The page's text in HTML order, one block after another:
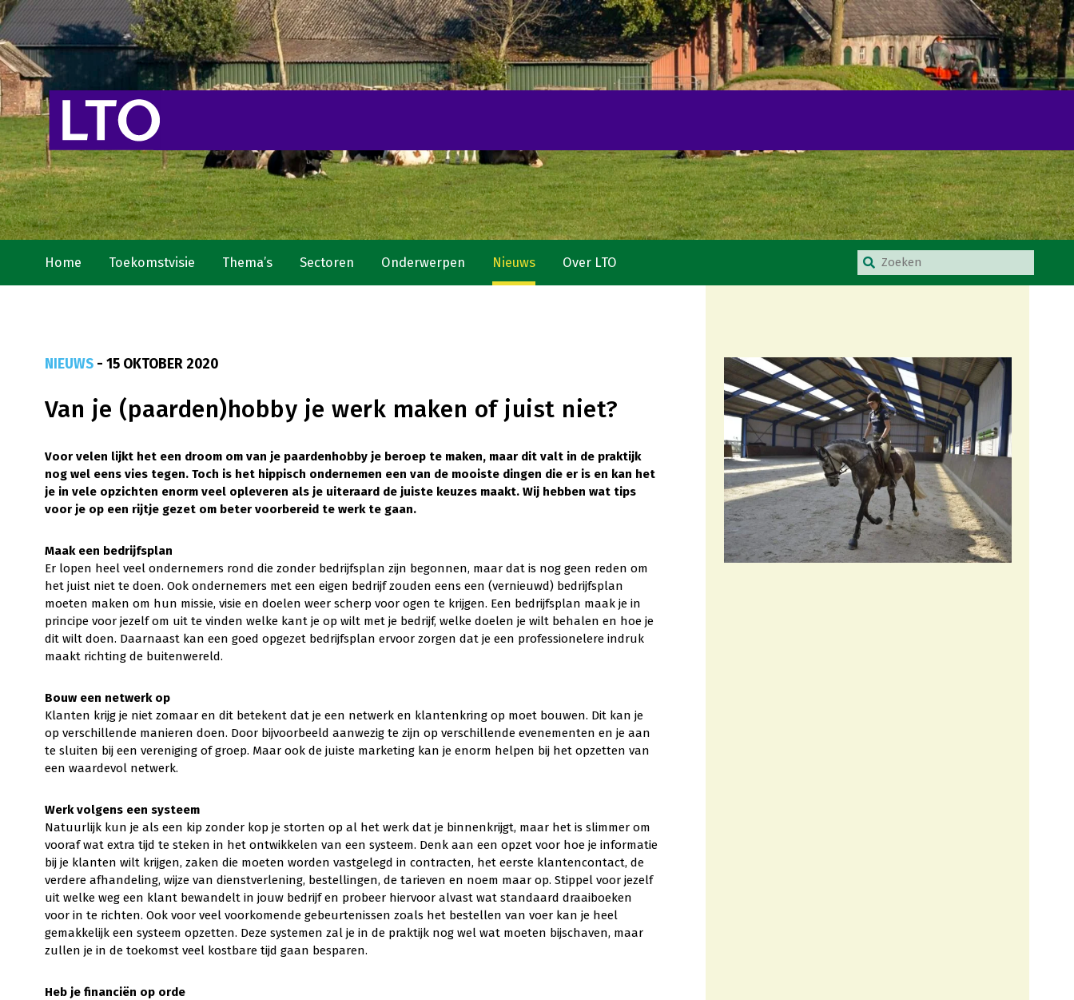
Home Toekomstvisie Thema’s Sectoren Onderwerpen Nieuws Over LTO
NIEUWS- 15 OKTOBER 2020
Van je (paarden)hobby je werk maken of juist niet?
Voor velen lijkt het een droom om van je paardenhobby je beroep te maken, maar dit valt in de praktijk
nog wel eens vies tegen. Toch is het hippisch ondernemen een van de mooiste dingen die er is en kan het
je in vele opzichten enorm veel opleveren als je uiteraard de juiste keuzes maakt. Wij hebben wat tips
voor je op een rijtje gezet om beter voorbereid te werk te gaan.
Maak een bedrijfsplan
Er lopen heel veel ondernemers rond die zonder bedrijfsplan zijn begonnen, maar dat is nog geen reden om
het juist niet te doen. Ook ondernemers met een eigen bedrijf zouden eens een (vernieuwd) bedrijfsplan
moeten maken om hun missie, visie en doelen weer scherp voor ogen te krijgen. Een bedrijfsplan maak je in
principe voor jezelf om uit te vinden welke kant je op wilt met je bedrijf, welke doelen je wilt behalen en hoe je
dit wilt doen. Daarnaast kan een goed opgezet bedrijfsplan ervoor zorgen dat je een professionelere indruk
maakt richting de buitenwereld.
Bouw een netwerk op
Klanten krijg je niet zomaar en dit betekent dat je een netwerk en klantenkring op moet bouwen. Dit kan je
op verschillende manieren doen. Door bijvoorbeeld aanwezig te zijn op verschillende evenementen en je aan
te sluiten bij een vereniging of groep. Maar ook de juiste marketing kan je enorm helpen bij het opzetten van
een waardevol netwerk.
Werk volgens een systeem
Natuurlijk kun je als een kip zonder kop je storten op al het werk dat je binnenkrijgt, maar het is slimmer om
vooraf wat extra tijd te steken in het ontwikkelen van een systeem. Denk aan een opzet voor hoe je informatie
bij je klanten wilt krijgen, zaken die moeten worden vastgelegd in contracten, het eerste klantencontact, de
verdere afhandeling, wijze van dienstverlening, bestellingen, de tarieven en noem maar op. Stippel voor jezelf
uit welke weg een klant bewandelt in jouw bedrijf en probeer hiervoor alvast wat standaard draaiboeken
voor in te richten. Ook voor veel voorkomende gebeurtenissen zoals het bestellen van voer kan je heel
gemakkelijk een systeem opzetten. Deze systemen zal je in de praktijk nog wel wat moeten bijschaven, maar
zullen je in de toekomst veel kostbare tijd gaan besparen.
Heb je financiën op orde